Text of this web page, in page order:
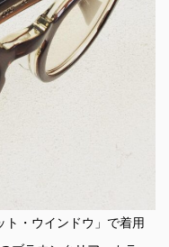
ト・ウインドウ」で着用